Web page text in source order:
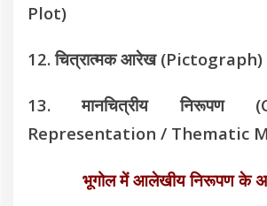
Plot)
12. चित्रात्मक आरेख (Pictograph)
13. मानचित्रीय निरूपण
Representation / Thematic
भूगोल में आलेखीय निरूपण के